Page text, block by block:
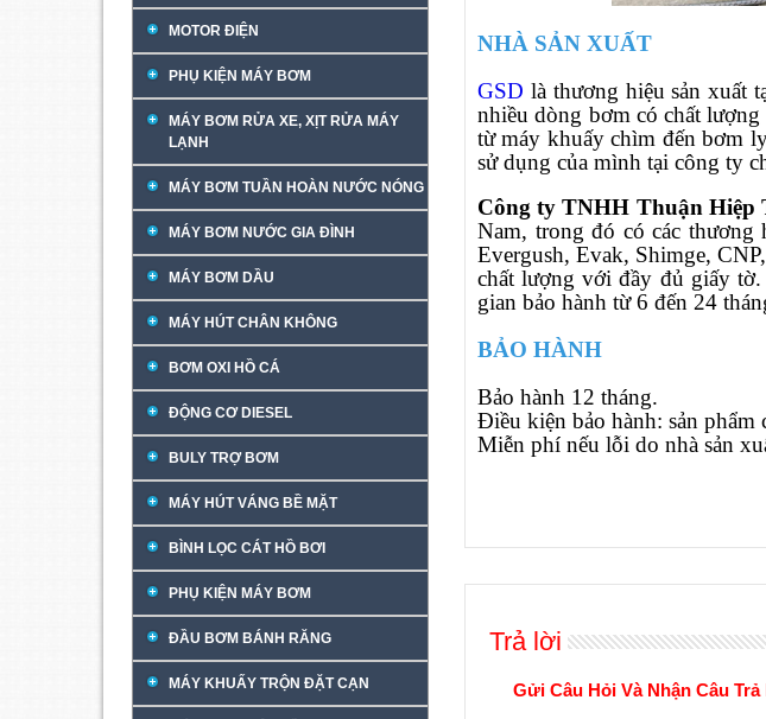
MOTOR ĐIỆN
PHỤ KIỆN MÁY BƠM
MÁY BƠM RỬA XE, XỊT RỬA MÁY
LẠNH
MÁY BƠM TUẦN HOÀN NƯỚC NÓNG
MÁY BƠM NƯỚC GIA ĐÌNH
MÁY BƠM DẦU
MÁY HÚT CHÂN KHÔNG
BƠM OXI HỒ CÁ
ĐỘNG CƠ DIESEL
BULY TRỢ BƠM
MÁY HÚT VÁNG BỀ MẶT
BÌNH LỌC CÁT HỒ BƠI
PHỤ KIỆN MÁY BƠM
ĐẦU BƠM BÁNH RĂNG
MÁY KHUẤY TRỘN ĐẶT CẠN
NHÀ SẢN XUẤT
GSD là thương hiệu sản xuất
nhiều dòng bơm có chất
từ máy khuấy chìm đến bơm
sử dụng của mình tại công ty
Công ty TNHH Thuận Hiệp
Nam, trong đó có các thương
Evergush, Evak, Shimge,
chất lượng với đầy đủ giấy
gian bảo hành từ 6 đến 24
BẢO HÀNH
Bảo hành 12 tháng.
Điều kiện bảo hành: sản phẩm
Miễn phí nếu lỗi do nhà sản
Trả lời
Gửi Câu Hỏi Và Nhận Câu